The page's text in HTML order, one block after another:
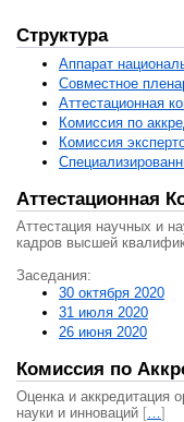
Структура
Аппарат
Совместное
Аттестационная
Комиссия по
Комиссия
Аттестационная
Аттестация научных и
кадров высшей
Заседания:
30 октября 2020
31 июля 2020
26 июня 2020
Комиссия по
Оценка и аккредитация
науки и инноваций […]